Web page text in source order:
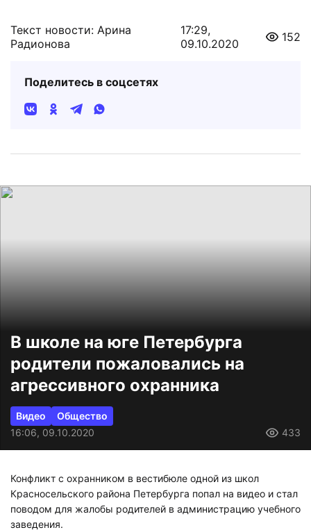
Текст новости: Арина
Радионова
17:29,
09.10.2020
152
Поделитесь в соцсетях
В школе на юге Петербурга
родители пожаловались на
агрессивного охранника
Видео
Общество
16:06, 09.10.2020
433
Конфликт с охранником в вестибюле одной из школ
Красносельского района Петербурга попал на видео и стал
поводом для жалобы родителей в администрацию учебного
заведения.